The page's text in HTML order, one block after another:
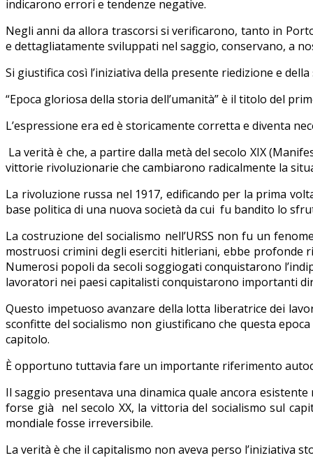
indicarono errori e tendenze negative.
Negli anni da allora trascorsi si verificarono, tanto in
e dettagliatamente sviluppati nel saggio, conservano, a
Si giustifica così l’iniziativa della presente riedizione e
“Epoca gloriosa della storia dell’umanità” è il titolo del
L’espressione era ed è storicamente corretta e diventa
La verità è che, a partire dalla metà del secolo XIX
vittorie rivoluzionarie che cambiarono radicalmente la
La rivoluzione russa nel 1917, edificando per la prima
base politica di una nuova società da cui fu bandito lo
La costruzione del socialismo nell’URSS non fu un
mostruosi crimini degli eserciti hitleriani, ebbe profonde
Numerosi popoli da secoli soggiogati conquistarono
lavoratori nei paesi capitalisti conquistarono importanti
Questo impetuoso avanzare della lotta liberatrice dei
sconfitte del socialismo non giustificano che questa
capitolo.
È opportuno tuttavia fare un importante riferimento
Il saggio presentava una dinamica quale ancora
forse già nel secolo XX, la vittoria del socialismo sul
mondiale fosse irreversibile.
La verità è che il capitalismo non aveva perso l’iniziativa